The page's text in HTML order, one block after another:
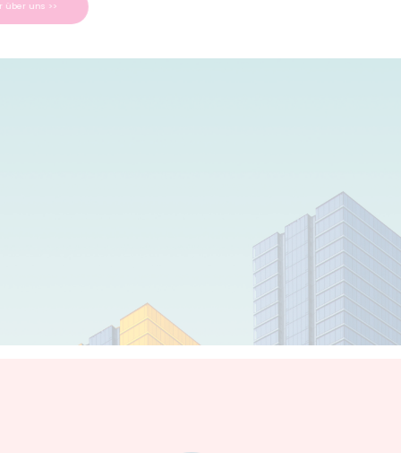
Mehr über uns >>